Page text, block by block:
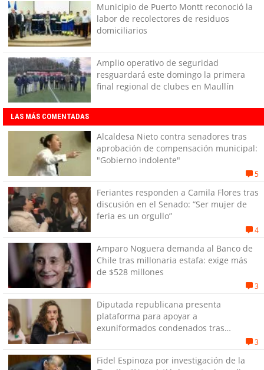
Municipio de Puerto Montt reconoció la
labor de recolectores de residuos
domiciliarios
Amplio operativo de seguridad
resguardará este domingo la primera
final regional de clubes en Maullín
LAS MÁS COMENTADAS
Alcaldesa Nieto contra senadores tras
aprobación de compensación municipal:
"Gobierno indolente"
5
Feriantes responden a Camila Flores tras
discusión en el Senado: “Ser mujer de
feria es un orgullo”
4
Amparo Noguera demanda al Banco de
Chile tras millonaria estafa: exige más
de $528 millones
3
Diputada republicana presenta
plataforma para apoyar a
exuniformados condenados tras
3
Fidel Espinoza por investigación de la